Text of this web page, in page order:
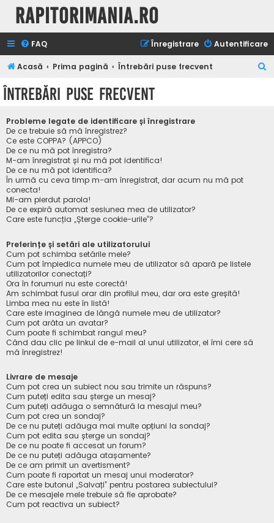
Rapitorimania.ro
FAQ Autentificare
Înregistrare
Acasă Prima pagină Întrebări puse frecvent
Întrebări puse frecvent
Probleme legate de identificare și înregistrare
De ce trebuie să mă înregistrez?
Ce este COPPA? (APPCO)
De ce nu mă pot înregistra?
M-am înregistrat și nu mă pot identifica!
De ce nu mă pot identifica?
În urmă cu ceva timp m-am înregistrat, dar acum nu mă pot
conecta!
Mi-am pierdut parola!
De ce expiră automat sesiunea mea de utilizator?
Care este funcția „Șterge cookie-urile”?
Preferințe și setări ale utilizatorului
Cum pot schimba setările mele?
Cum pot împiedica numele meu de utilizator să apară pe listele
utilizatorilor conectați?
Ora în forumuri nu este corectă!
Am schimbat fusul orar din profilul meu, dar ora este greșită!
Limba mea nu este în listă!
Care este imaginea de lângă numele meu de utilizator?
Cum pot arăta un avatar?
Cum poate fi schimbat rangul meu?
Când dau clic pe linkul de e-mail al unui utilizator, el îmi cere să
mă înregistrez!
Livrare de mesaje
Cum pot crea un subiect nou sau trimite un răspuns?
Cum puteți edita sau șterge un mesaj?
Cum puteți adăuga o semnătură la mesajul meu?
Cum pot crea un sondaj?
De ce nu puteți adăuga mai multe opțiuni la sondaj?
Cum pot edita sau șterge un sondaj?
De ce nu poate fi accesat un forum?
De ce nu puteți adăuga atașamente?
De ce am primit un avertisment?
Cum poate fi raportat un mesaj unui moderator?
Care este butonul „Salvați” pentru postarea subiectului?
De ce mesajele mele trebuie să fie aprobate?
Cum pot reactiva un subiect?